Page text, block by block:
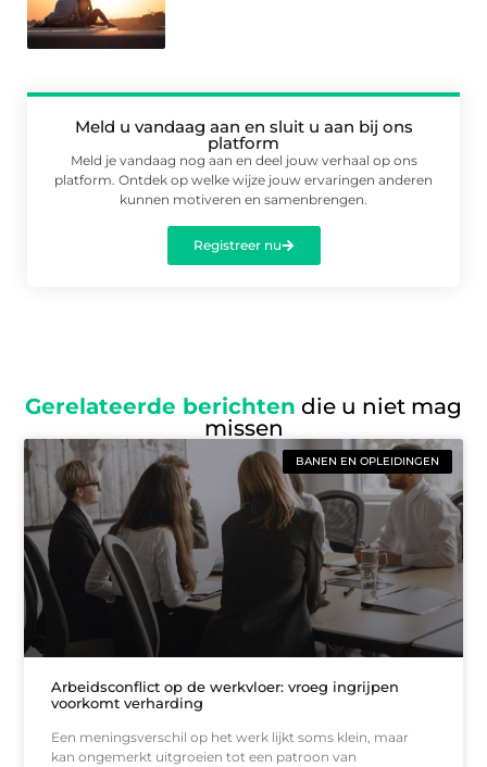
Meld u vandaag aan en sluit u aan bij ons
platform
Meld je vandaag nog aan en deel jouw verhaal op ons
platform. Ontdek op welke wijze jouw ervaringen anderen
kunnen motiveren en samenbrengen.
Registreer nu
Gerelateerde berichten die u niet mag
missen
BANEN EN OPLEIDINGEN
Arbeidsconflict op de werkvloer: vroeg ingrijpen
voorkomt verharding
Een meningsverschil op het werk lijkt soms klein, maar
kan ongemerkt uitgroeien tot een patroon van